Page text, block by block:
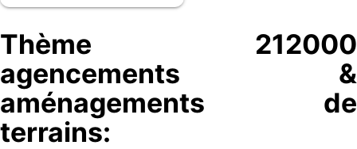
Thème 212000
agencements &
aménagements de
terrains: